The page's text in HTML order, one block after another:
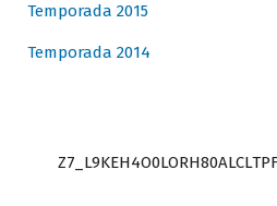
Temporada 2015
Temporada 2014